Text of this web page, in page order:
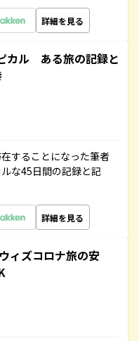
詳細を見る
カル ある旅の記録と
することになった筆者
な45日間の記録と記
詳細を見る
ィズコロナ旅の安